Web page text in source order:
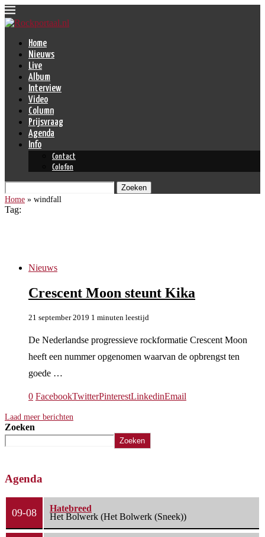
Home
Nieuws
Live
Album
Interview
Video
Column
Prijsvraag
Agenda
Info
Contact
Colofon
Zoeken
Home » windfall
Tag:
Nieuws
Crescent Moon steunt Kika
21 september 2019 1 minuten leestijd
De Nederlandse progressieve rockformatie Crescent Moon
heeft een nummer opgenomen waarvan de opbrengst ten
goede …
0 FacebookTwitterPinterestLinkedinEmail
Laad meer berichten
Zoeken
Zoeken
Agenda
09-08
Hatebreed
Het Bolwerk (Het Bolwerk (Sneek))